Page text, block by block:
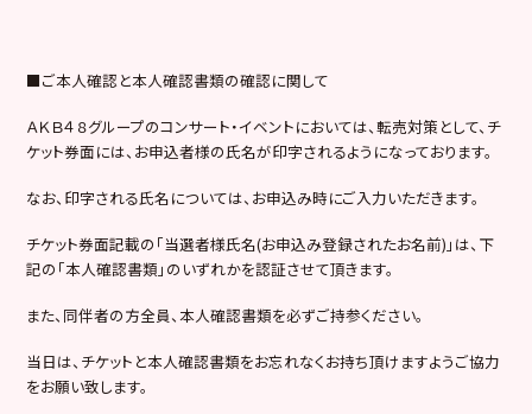
■ご本人確認と本人確認書類の確認に関して
ＡＫＢ４８グループのコンサート・イベントにおいては、転売対策として、チ
ケット券面には、お申込者様の氏名が印字されるようになっております。
なお、印字される氏名については、お申込み時にご入力いただきます。
チケット券面記載の「当選者様氏名(お申込み登録されたお名前)」は、下
記の「本人確認書類」のいずれかを認証させて頂きます。
また、同伴者の方全員、本人確認書類を必ずご持参ください。
当日は、チケットと本人確認書類をお忘れなくお持ち頂けますようご協力
をお願い致します。